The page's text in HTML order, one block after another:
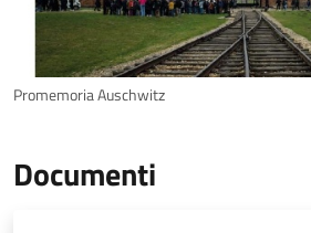
Promemoria Auschwitz
Documenti